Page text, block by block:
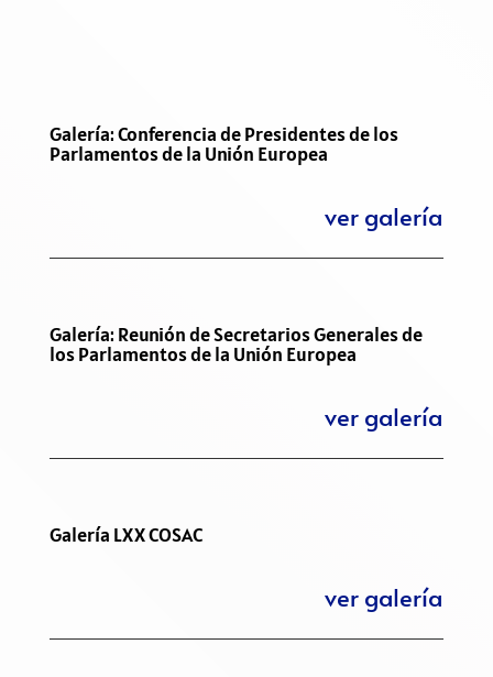
Galería: Conferencia de Presidentes de los
Parlamentos de la Unión Europea
ver galería
Galería: Reunión de Secretarios Generales de
los Parlamentos de la Unión Europea
ver galería
Galería LXX COSAC
ver galería